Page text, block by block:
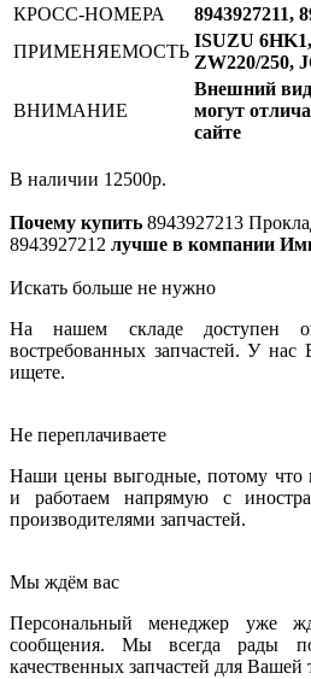
КРОСС-НОМЕРА
8943927211,
ПРИМЕНЯЕМОСТЬ
ISUZU
ZW220/250,
ВНИМАНИЕ
Внешний вид
могут
сайте
В наличии 12500р.
Почему купить 8943927213
8943927212 лучше в компании
Искать больше не нужно
На нашем складе доступен
востребованных запчастей. У нас
ищете.
Не переплачиваете
Наши цены выгодные, потому что
и работаем напрямую с
производителями запчастей.
Мы ждём вас
Персональный менеджер уже
сообщения. Мы всегда рады
качественных запчастей для Вашей